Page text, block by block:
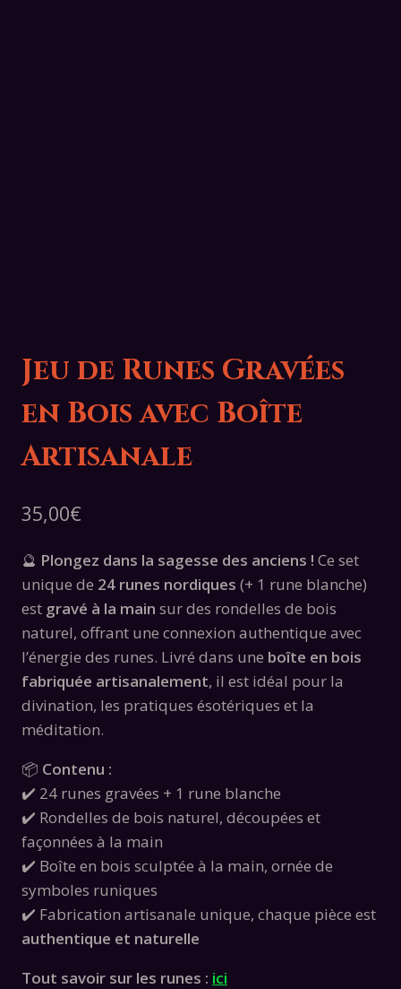
Jeu de Runes Gravées
en Bois avec Boîte
Artisanale
35,00€
🔮 Plongez dans la sagesse des anciens ! Ce set
unique de 24 runes nordiques (+ 1 rune blanche)
est gravé à la main sur des rondelles de bois
naturel, offrant une connexion authentique avec
l’énergie des runes. Livré dans une boîte en bois
fabriquée artisanalement, il est idéal pour la
divination, les pratiques ésotériques et la
méditation.
📦 Contenu :
✔️ 24 runes gravées + 1 rune blanche
✔️ Rondelles de bois naturel, découpées et
façonnées à la main
✔️ Boîte en bois sculptée à la main, ornée de
symboles runiques
✔️ Fabrication artisanale unique, chaque pièce est
authentique et naturelle
Tout savoir sur les runes : ici